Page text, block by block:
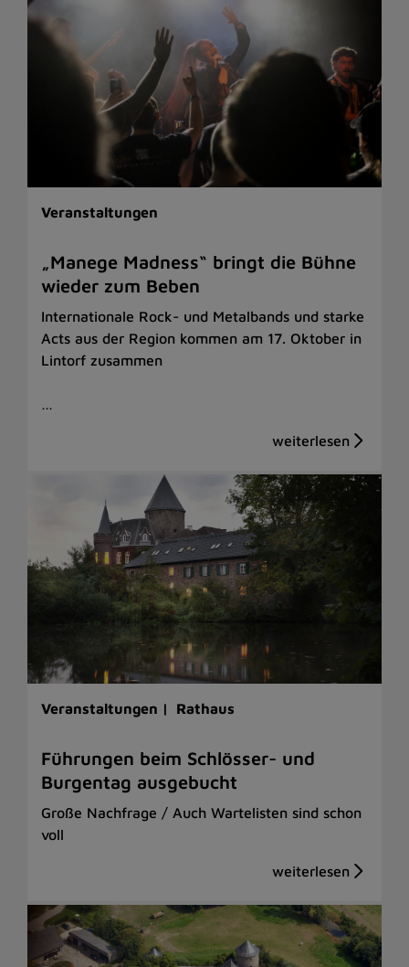
Veranstaltungen
„Manege Madness“ bringt die Bühne
wieder zum Beben
Internationale Rock- und Metalbands und starke
Acts aus der Region kommen am 17. Oktober in
Lintorf zusammen
…
Veranstaltungen | Rathaus
Führungen beim Schlösser- und
Burgentag ausgebucht
Große Nachfrage / Auch Wartelisten sind schon
voll